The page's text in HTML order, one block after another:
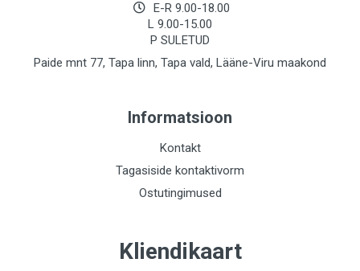
E-R 9.00-18.00
L 9.00-15.00
P SULETUD
Paide mnt 77, Tapa linn, Tapa vald, Lääne-Viru maakond
Informatsioon
Kontakt
Tagasiside kontaktivorm
Ostutingimused
Kliendikaart